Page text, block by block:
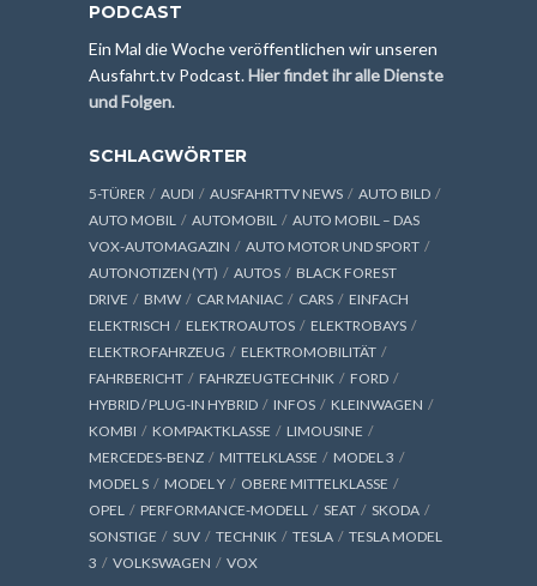
PODCAST
Ein Mal die Woche veröffentlichen wir unseren
Ausfahrt.tv Podcast.Hier findet ihr alle Dienste
und Folgen.
SCHLAGWÖRTER
5-TÜRER AUDI AUSFAHRTTV NEWS
AUTO BILD
AUTO MOBIL
AUTOMOBIL
AUTO MOBIL – DAS
VOX-AUTOMAGAZIN
AUTO MOTOR UND SPORT
AUTONOTIZEN (YT)
AUTOS
BLACK FOREST
DRIVE
BMW CAR MANIAC CARS
EINFACH
ELEKTRISCH
ELEKTROAUTOS
ELEKTROBAYS
ELEKTROFAHRZEUG
ELEKTROMOBILITÄT
FAHRBERICHT
FAHRZEUGTECHNIK
FORD
HYBRID / PLUG-IN HYBRID
INFOS
KLEINWAGEN
KOMBI
KOMPAKTKLASSE
LIMOUSINE
MERCEDES-BENZ
MITTELKLASSE
MODEL 3
MODEL S
MODEL Y
OBERE MITTELKLASSE
OPEL
PERFORMANCE-MODELL SEAT
SKODA
SONSTIGE
SUV TECHNIK TESLA
TESLA MODEL
3
VOLKSWAGEN VOX